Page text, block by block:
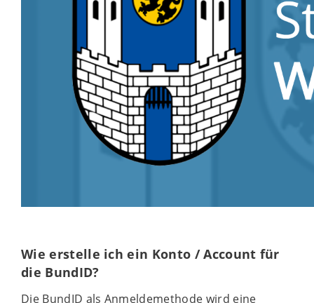
Wie erstelle ich ein Konto / Account für
die BundID?
Die BundID als Anmeldemethode wird eine